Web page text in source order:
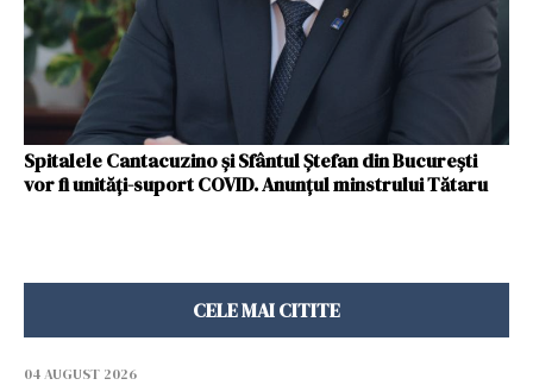
Spitalele Cantacuzino și Sfântul Ștefan din București
vor fi unități-suport COVID. Anunţul minstrului Tătaru
CELE MAI CITITE
04 AUGUST 2026